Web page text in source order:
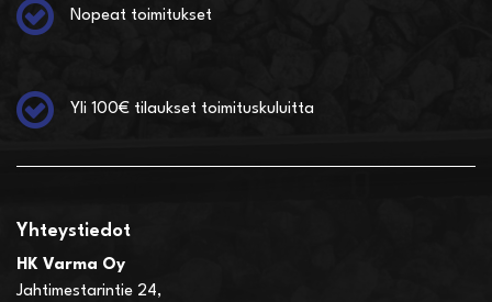
Nopeat toimitukset
Yli 100€ tilaukset toimituskuluitta
Yhteystiedot
HK Varma Oy
Jahtimestarintie 24,